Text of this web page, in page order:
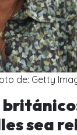
de: Getty
sea